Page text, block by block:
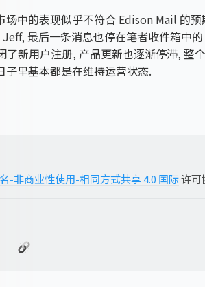
场中的表现似乎不符合 Edison Mail 的
最后一条消息也停在笔者收件箱中
了新用户注册, 产品更新也逐渐停滞, 整
子里基本都是在维持运营状态.
-非商业性使用-相同方式共享 4.0 国际许可